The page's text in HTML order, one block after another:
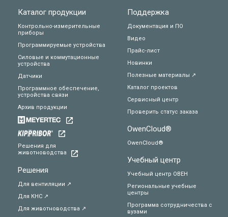
Каталог продукции
Контрольно-измерительные
приборы
Программируемые устройства
Силовые и коммутационные
устройства
Датчики
Программное обеспечение,
устройства связи
Архив продукции
Решения для
животноводства
Решения
Для вентиляции ↗
Для КНС ↗
Для животноводства ↗
Поддержка
Документация и ПО
Видео
Прайс-лист
Новинки
Полезные материалы ↗
Каталог проектов
Сервисный центр
Проверить статус заказа
OwenCloud®
OwenCloud®
Учебный центр
Учебный центр ОВЕН
Региональные учебные
центры
Программа сотрудничества с
вузами